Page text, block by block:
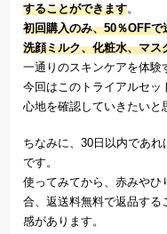
することができます。
初回購入のみ、50％OFF
洗顔ミルク、化粧水、マス
一通りのスキンケアを体験
今回はこのトライアルセ
心地を確認していきたいと
ちなみに、30日以内であ
です。
使ってみてから、赤みや
合、返送料無料で返品す
感があります。